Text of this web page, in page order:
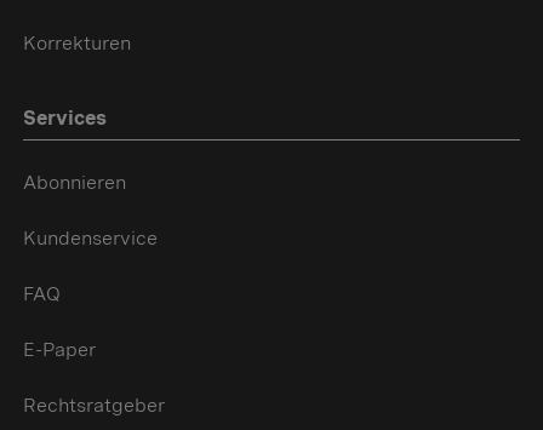
Korrekturen
Services
Abonnieren
Kundenservice
FAQ
E-Paper
Rechtsratgeber